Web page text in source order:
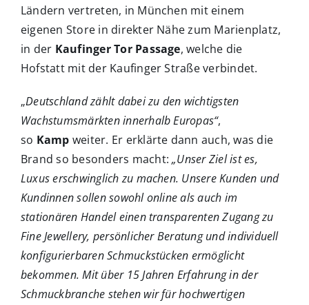
Ländern vertreten, in München mit einem
eigenen Store in direkter Nähe zum Marienplatz,
in der Kaufinger Tor Passage, welche die
Hofstatt mit der Kaufinger Straße verbindet.
„Deutschland zählt dabei zu den wichtigsten
Wachstumsmärkten innerhalb Europas“,
so Kamp weiter. Er erklärte dann auch, was die
Brand so besonders macht: „Unser Ziel ist es,
Luxus erschwinglich zu machen. Unsere Kunden und
Kundinnen sollen sowohl online als auch im
stationären Handel einen transparenten Zugang zu
Fine Jewellery, persönlicher Beratung und individuell
konfigurierbaren Schmuckstücken ermöglicht
bekommen. Mit über 15 Jahren Erfahrung in der
Schmuckbranche stehen wir für hochwertigen